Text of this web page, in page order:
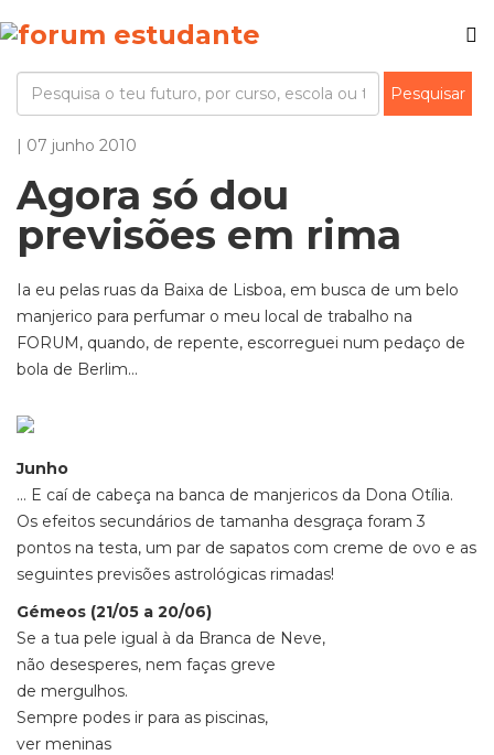
| 07 junho 2010
Agora só dou
previsões em rima
Ia eu pelas ruas da Baixa de Lisboa, em busca de um belo
manjerico para perfumar o meu local de trabalho na
FORUM, quando, de repente, escorreguei num pedaço de
bola de Berlim...
Junho
... E caí de cabeça na banca de manjericos da Dona Otília.
Os efeitos secundários de tamanha desgraça foram 3
pontos na testa, um par de sapatos com creme de ovo e as
seguintes previsões astrológicas rimadas!
Gémeos (21/05 a 20/06)
Se a tua pele igual à da Branca de Neve,
não desesperes, nem faças greve
de mergulhos.
Sempre podes ir para as piscinas,
ver meninas